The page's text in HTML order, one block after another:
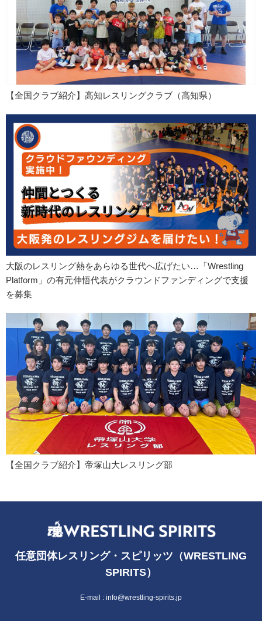
【全国クラブ紹介】高知レスリングクラブ（高知県）
大阪のレスリング熱をあらゆる世代へ広げたい…「Wrestling
Platform」の有元伸悟代表がクラウンドファンディングで支援
を募集
【全国クラブ紹介】帝塚山大レスリング部
任意団体レスリング・スピリッツ（WRESTLING
SPIRITS）
E-mail : info@wrestling-spirits.jp